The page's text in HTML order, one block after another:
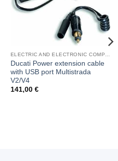
Ducati Power extension cable
with USB port Multistrada
V2/V4
141,00 €